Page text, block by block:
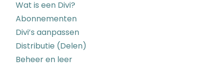
Wat is een Divi?
Abonnementen
Divi’s aanpassen
Distributie (Delen)
Beheer en leer